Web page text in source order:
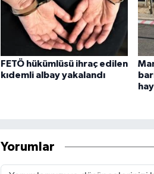
FETÖ hükümlüsü ihraç edilen
kıdemli albay yakalandı
Yorumlar